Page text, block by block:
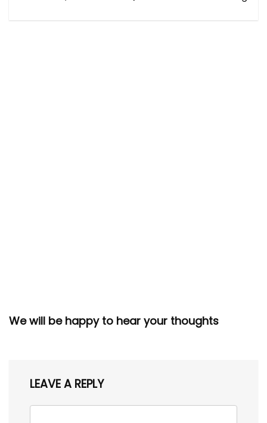
We will be happy to hear your thoughts
LEAVE A REPLY